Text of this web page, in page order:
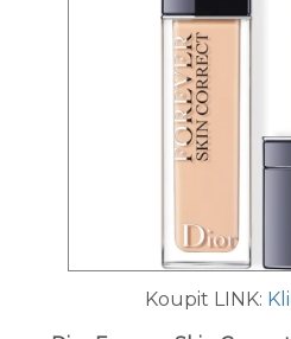
Koupit LINK: